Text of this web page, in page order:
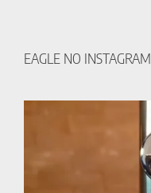
EAGLE NO INSTAGRAM